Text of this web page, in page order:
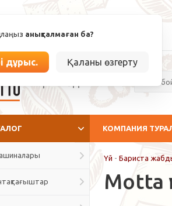
анықталмаған ба?
дұрыс. Қаланы өзгерту
КОМПАНИЯ
Үй - Бариста
Motta